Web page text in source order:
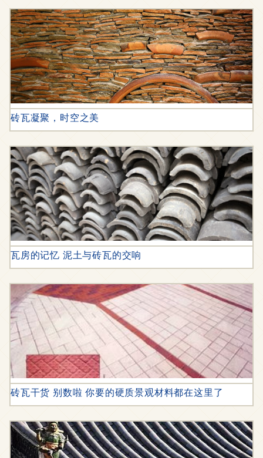
砖瓦凝聚，时空之美
瓦房的记忆 泥土与砖瓦的交响
砖瓦干货 别数啦 你要的硬质景观材料都在这里了